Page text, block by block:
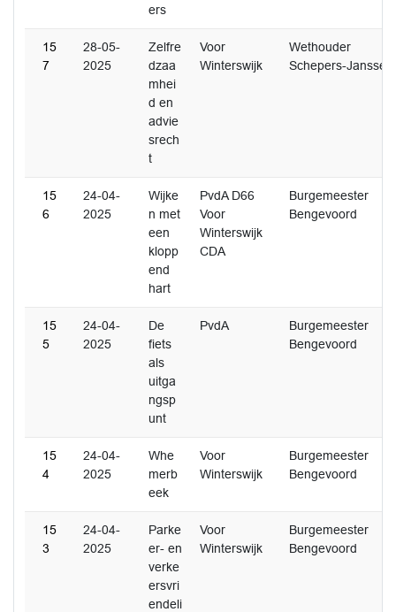
ers
15
7
28-05-
2025
Zelfre
dzaa
mhei
d en
advie
srech
t
Voor
Winterswijk
Wethouder
Schepers-Janssen
15
6
24-04-
2025
Wijke
n met
een
klopp
end
hart
PvdA D66
Voor
Winterswijk
CDA
Burgemeester
Bengevoord
15
5
24-04-
2025
De
fiets
als
uitga
ngsp
unt
PvdA
Burgemeester
Bengevoord
15
4
24-04-
2025
Whe
merb
eek
Voor
Winterswijk
Burgemeester
Bengevoord
15
3
24-04-
2025
Parke
er- en
verke
ersvri
endeli
Voor
Winterswijk
Burgemeester
Bengevoord